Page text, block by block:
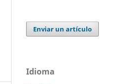
Enviar un artículo
Idioma